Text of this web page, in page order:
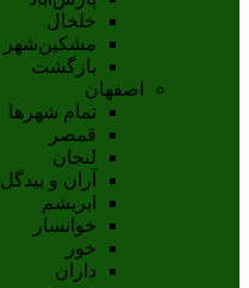
خلخال
مشکين‌شهر
بازگشت
اصفهان
تمام شهر‌ها
قمصر
لنجان
آران و بیدگل
ابریشم
خوانسار
خور
داران